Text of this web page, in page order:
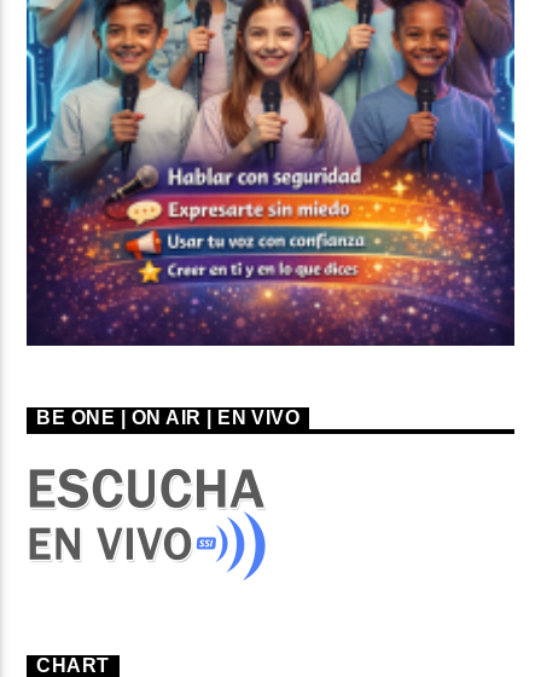
BE ONE | ON AIR | EN VIVO
CHART